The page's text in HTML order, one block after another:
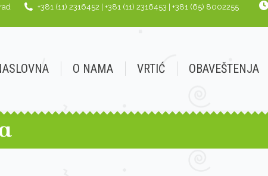
+381 (11) 2316452 | +381 (11) 2316453 | +381 (65) 8002255
O NAMA VRTIĆ OBAVEŠTENJA